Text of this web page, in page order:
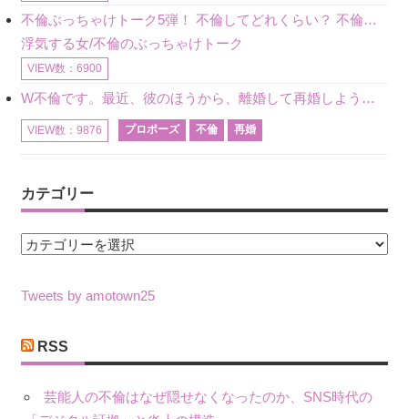
不倫ぶっちゃけトーク5弾！ 不倫してどれくらい？ 不倫のあれこれを、なんでもどうぞ♪♪
浮気する女/不倫のぶっちゃけトーク
VIEW数：6900
W不倫です。最近、彼のほうから、離婚して再婚しよう、と言ってきました。ハッキリいうと、そこまでは考えていませんでした。彼を好きな気持ちはあるし、彼なしの生活は考えられません。だけど、離婚して再婚すると
VIEW数：9876 プロポーズ 不倫 再婚
カテゴリー
カ
ゴ
ー
Tweets by amotown25
RSS
芸能人の不倫はなぜ隠せなくなったのか、SNS時代の